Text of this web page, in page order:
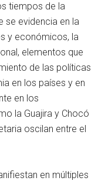
tiempos de la
se evidencia en la
y económicos, la
elementos que
de las políticas
en los países y en
en los
la Guajira y Chocó
oscilan entre el
en múltiples